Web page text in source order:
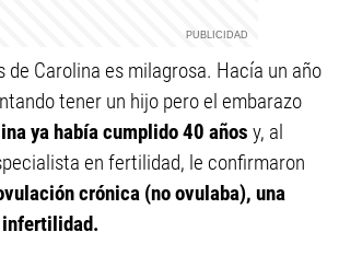
de Carolina es milagrosa. Hacía un año
tener un hijo pero el embarazo
ya había cumplido 40 años y, al
en fertilidad, le confirmaron
crónica (no ovulaba), una
infertilidad.